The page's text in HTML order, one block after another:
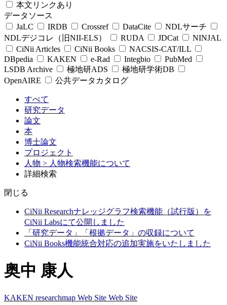
本文リンクあり
データソース
JaLC
IRDB Crossref DataCite
NDLサーチ
NDLデジコレ（旧NII-ELS）
RUDA JDCat
NINJAL
CiNii Articles
CiNii Books
NACSIS-CAT/ILL
DBpedia
KAKEN e-Rad Integbio
PubMed
LSDB Archive
極地研ADS
極地研学術DB
OpenAIRE
公共データカタログ
すべて
研究データ
論文
本
博士論文
プロジェクト
人物 > 人物検索機能について
詳細検索
閉じる
CiNii Researchナレッジグラフ検索機能（試行版）を
CiNii Labsにて公開しました
「研究データ」「根拠データ」の収録について
CiNii Books機能統合対応の追加実施をいたしました
奥中 康人
KAKEN researchmap Web Site Web Site